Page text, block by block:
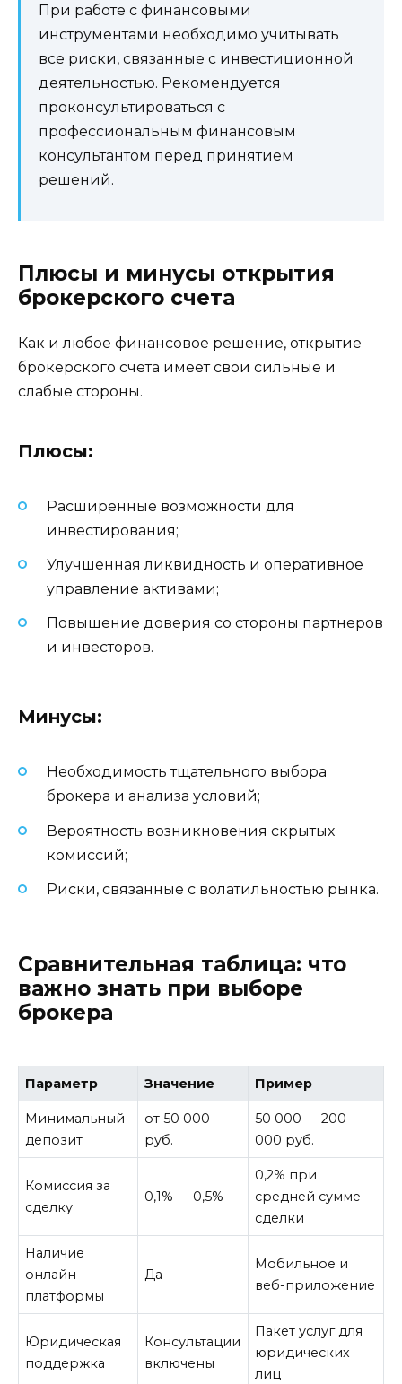
При работе с финансовыми
инструментами необходимо учитывать
все риски, связанные с инвестиционной
деятельностью. Рекомендуется
проконсультироваться с
профессиональным финансовым
консультантом перед принятием
решений.
Плюсы и минусы открытия
брокерского счета
Как и любое финансовое решение, открытие
брокерского счета имеет свои сильные и
слабые стороны.
Плюсы:
Расширенные возможности для
инвестирования;
Улучшенная ликвидность и оперативное
управление активами;
Повышение доверия со стороны партнеров
и инвесторов.
Минусы:
Необходимость тщательного выбора
брокера и анализа условий;
Вероятность возникновения скрытых
комиссий;
Риски, связанные с волатильностью рынка.
Сравнительная таблица: что
важно знать при выборе
брокера
Параметр Значение Пример
Минимальный
депозит
от 50 000
руб.
50 000 — 200
000 руб.
Комиссия за
сделку
0,1% — 0,5%
0,2% при
средней сумме
сделки
Наличие
онлайн-
платформы
Да
Мобильное и
веб-приложение
Юридическая
поддержка
Консультации
включены
Пакет услуг для
юридических
лиц